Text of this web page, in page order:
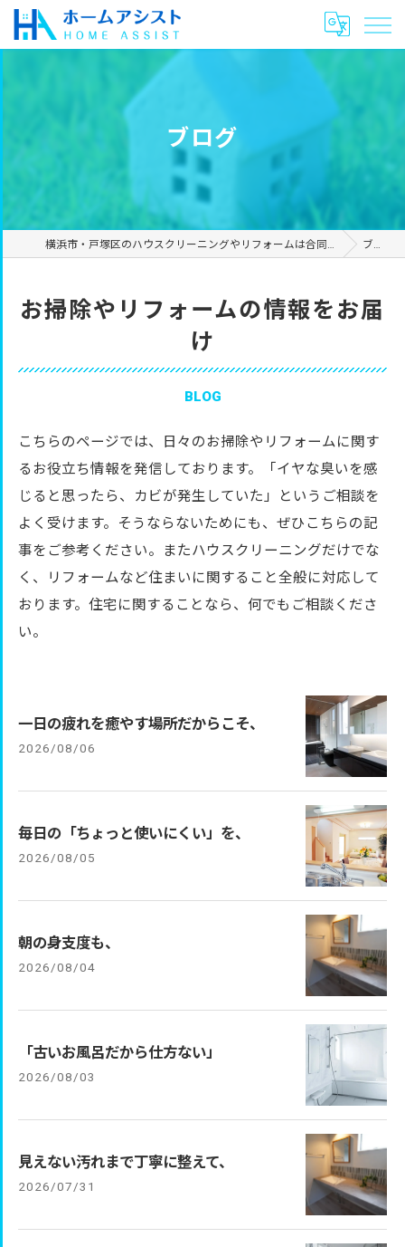
ブログ
横浜市・戸塚区のハウスクリーニングやリフォームは合同会社ホームアシスト ブログ
お掃除やリフォームの情報をお届
け
BLOG
こちらのページでは、日々のお掃除やリフォームに関す
るお役立ち情報を発信しております。「イヤな臭いを感
じると思ったら、カビが発生していた」というご相談を
よく受けます。そうならないためにも、ぜひこちらの記
事をご参考ください。またハウスクリーニングだけでな
く、リフォームなど住まいに関すること全般に対応して
おります。住宅に関することなら、何でもご相談くださ
い。
一日の疲れを癒やす場所だからこそ、
2026/08/06
毎日の「ちょっと使いにくい」を、
2026/08/05
朝の身支度も、
2026/08/04
「古いお風呂だから仕方ない」
2026/08/03
見えない汚れまで丁寧に整えて、
2026/07/31